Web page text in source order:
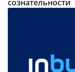
сознательности